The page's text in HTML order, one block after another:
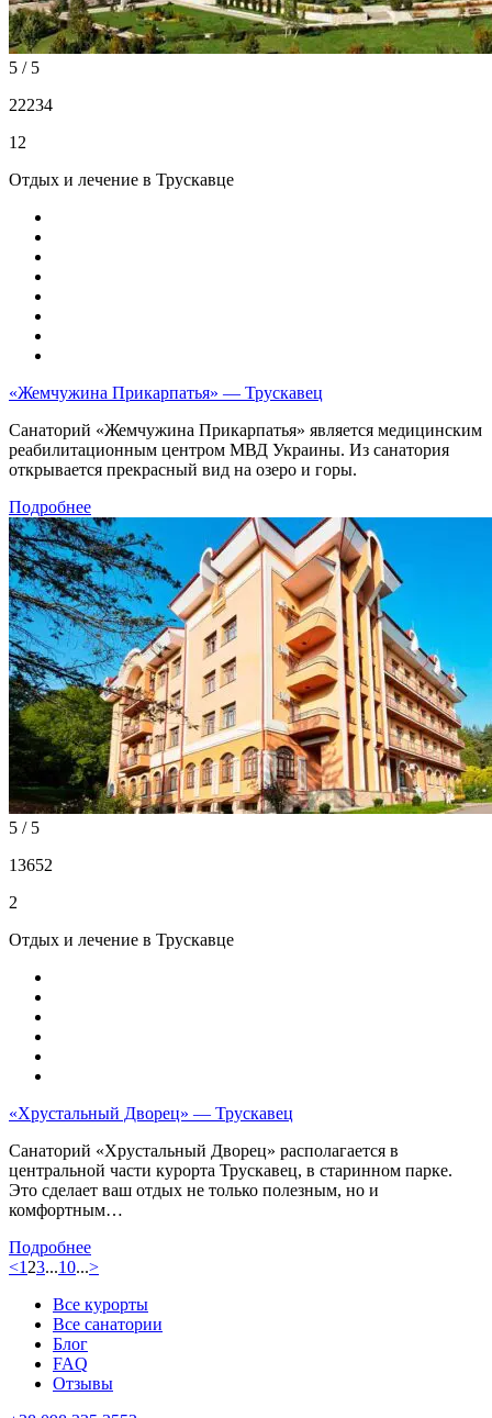
5 / 5
22234
12
Отдых и лечение в Трускавце
«Жемчужина Прикарпатья» — Трускавец
Санаторий «Жемчужина Прикарпатья» является медицинским
реабилитационным центром МВД Украины. Из санатория
открывается прекрасный вид на озеро и горы.
Подробнее
5 / 5
13652
2
Отдых и лечение в Трускавце
«Хрустальный Дворец» — Трускавец
Cанаторий «Хрустальный Дворец» располагается в
центральной части курорта Трускавец, в старинном парке.
Это сделает ваш отдых не только полезным, но и
комфортным…
Подробнее
<1 23...10...>
Все курорты
Все санатории
Блог
FAQ
Отзывы